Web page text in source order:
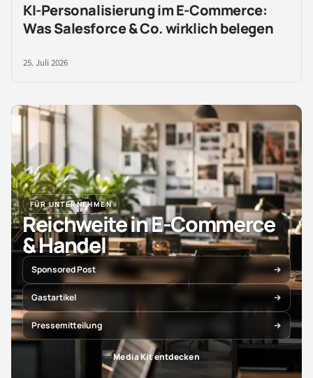
KI-Personalisierung im E-Commerce:
Was Salesforce & Co. wirklich belegen
25. Juli 2026
FÜR UNTERNEHMEN
Reichweite in E-Commerce
& Handel
Sponsored Post
Gastartikel
Pressemitteilung
Media Kit entdecken